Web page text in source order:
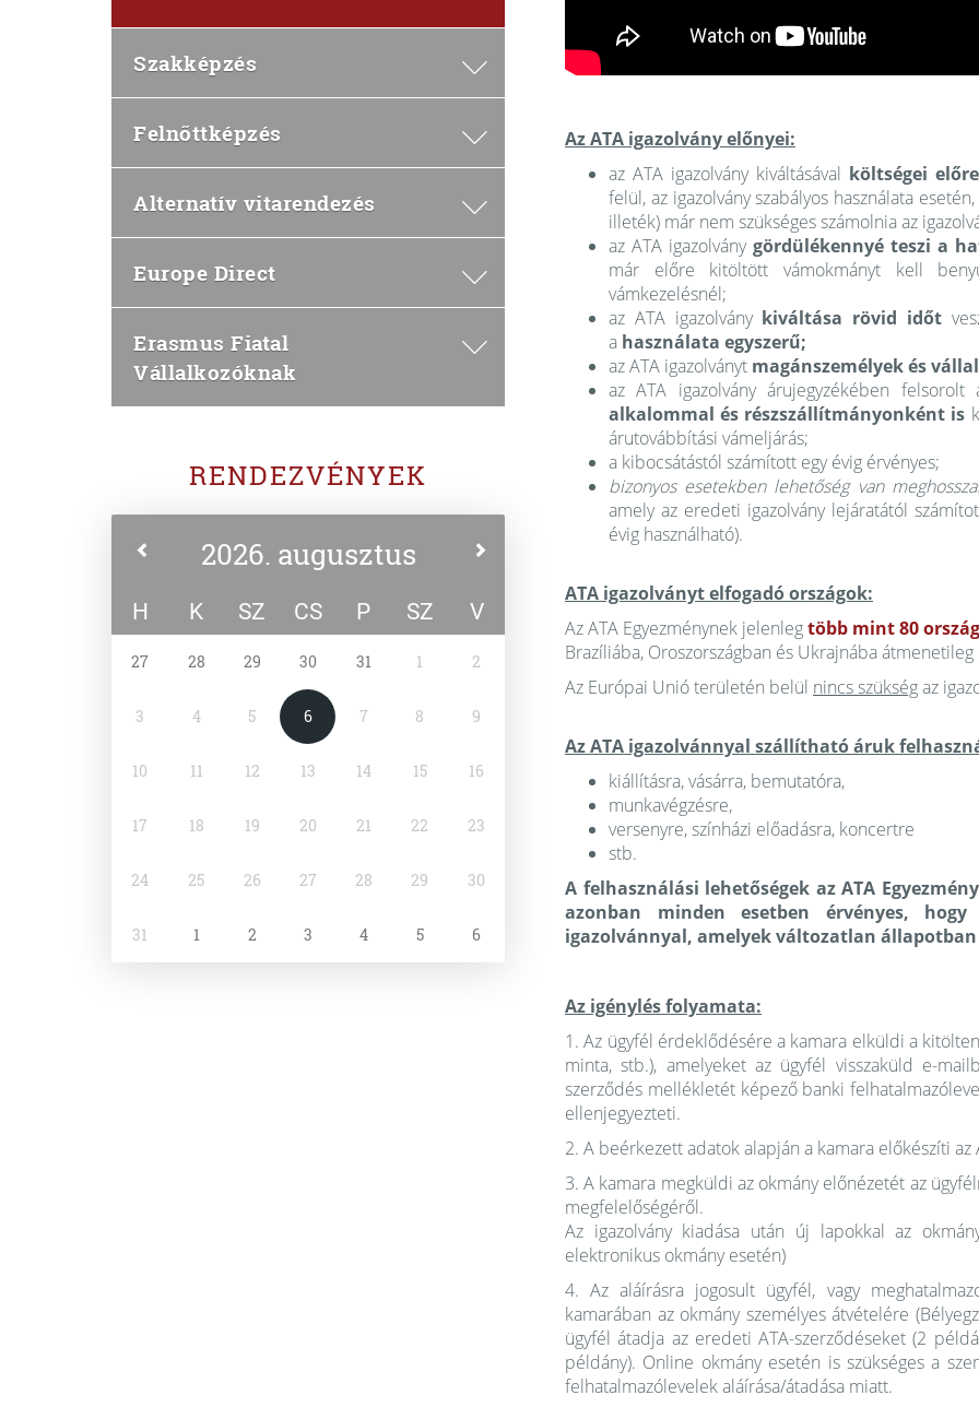
Szakképzés
Felnőttképzés
Alternatív vitarendezés
Europe Direct
Erasmus Fiatal
Vállalkozóknak
RENDEZVÉNYEK
2026. augusztus
H K SZ CS P SZ V
27 28 29 30 31 1 2
3 4 5 6 7 8 9
10 11 12 13 14 15 16
17 18 19 20 21 22 23
24 25 26 27 28 29 30
31 1 2 3 4 5 6
Az ATA igazolvány előnyei:
az ATA igazolvány kiváltásával költségei
felül, az igazolvány szabályos használata
illeték) már nem szükséges számolnia az
az ATA igazolvány gördülékennyé teszi a
már előre kitöltött vámokmányt kell
vámkezelésnél;
az ATA igazolvány kiváltása rövid időt
a használata egyszerű;
az ATA igazolványt magánszemélyek és
az ATA igazolvány árujegyzékében
alkalommal és részszállítmányonként is
árutovábbítási vámeljárás;
a kibocsátástól számított egy évig érvényes;
bizonyos esetekben lehetőség van
amely az eredeti igazolvány lejáratától
évig használható).
ATA igazolványt elfogadó országok:
Az ATA Egyezménynek jelenlegtöbb mint 80
Brazíliába, Oroszországban és Ukrajnába
Az Európai Unió területén belül nincs szükségaz
Az ATA igazolvánnyal szállítható áruk
kiállításra, vásárra, bemutatóra,
munkavégzésre,
versenyre, színházi előadásra, koncertre
stb.
A felhasználási lehetőségek az ATA
azonban minden esetben érvényes, hogy
igazolvánnyal, amelyek változatlan
Az igénylés folyamata:
1. Az ügyfél érdeklődésére a kamara elküldi a
minta, stb.), amelyeket az ügyfél visszaküld e-
szerződés mellékletét képező banki
ellenjegyezteti.
2. A beérkezett adatok alapján a kamara előkészíti az
3. A kamara megküldi az okmány előnézetét az
megfelelőségéről.
Az igazolvány kiadása után új lapokkal az
elektronikus okmány esetén)
4. Az aláírásra jogosult ügyfél, vagy
kamarában az okmány személyes átvételére
ügyfél átadja az eredeti ATA-szerződéseket (2
példány). Online okmány esetén is szükséges a
felhatalmazólevelek aláírása/átadása miatt.